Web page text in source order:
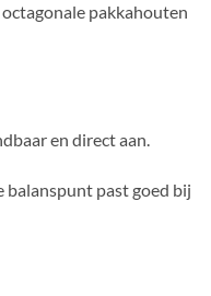
pakkahouten
en direct aan.
balanspunt past goed bij